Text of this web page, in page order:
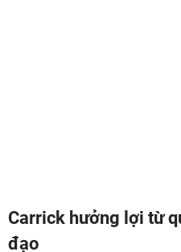
Carrick hưởng lợi từ
đạo